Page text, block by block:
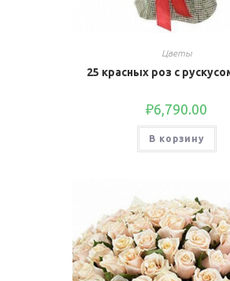
Цветы
25 красных роз с
₽6,790.00
В корзину